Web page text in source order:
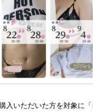
入いただいた方を対象に